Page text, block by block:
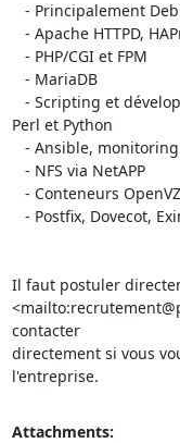
Perl et Python
Il faut postuler
contacter
directement si vous
l'entreprise.
Attachments: